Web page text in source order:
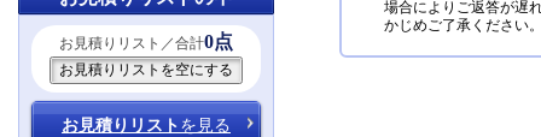
場合によりご返答が遅
かじめご了承ください
お見積りリスト／合計0点
お見積りリスト を見る